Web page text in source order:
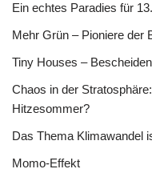
Ein echtes Paradies für
Mehr Grün – Pioniere der
Tiny Houses –
Chaos in der
Hitzesommer?
Das Thema Klimawandel
Momo-Effekt